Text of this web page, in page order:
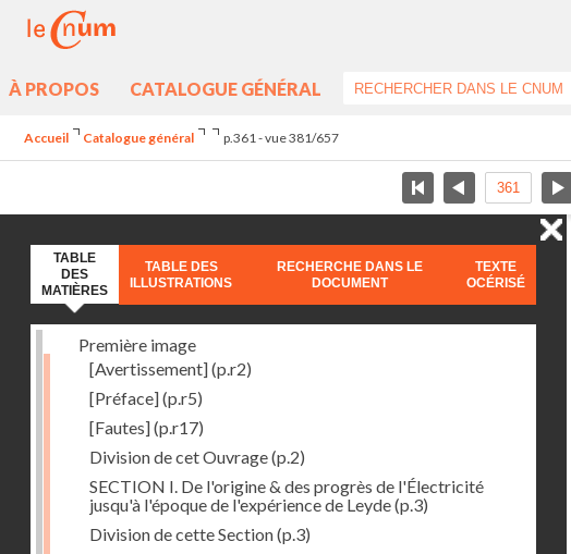
À PROPOS CATALOGUE GÉNÉRAL
Accueil Catalogue général p.361 - vue 381/657
TABLE
DES
MATIÈRES
TABLE DES
ILLUSTRATIONS
RECHERCHE DANS LE
DOCUMENT
TEXTE
OCÉRISÉ
Première image
[Avertissement](p.r2)
[Préface](p.r5)
[Fautes](p.r17)
Division de cet Ouvrage(p.2)
SECTION I. De l'origine & des progrès de l'Électricité
jusqu'à l'époque de l'expérience de Leyde(p.3)
Division de cette Section(p.3)